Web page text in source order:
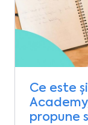
Ce este
propune